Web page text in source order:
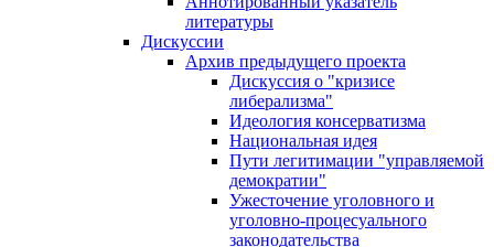
литературы
Дискуссии
Архив предыдущего проекта
Дискуссия о "кризисе
либерализма"
Идеология консерватизма
Национальная идея
Пути легитимации "управляемой
демократии"
Ужесточение уголовного и
уголовно-процесуального
законодательства